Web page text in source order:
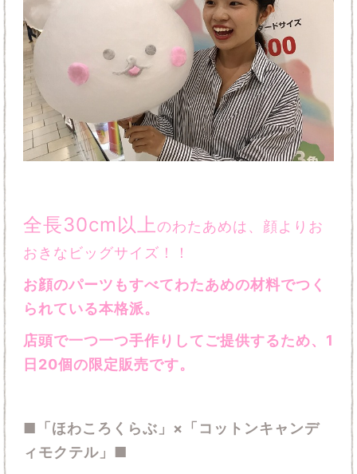
全長30cm以上のわたあめは、顔よりお
おきなビッグサイズ！！
お顔のパーツもすべてわたあめの材料でつく
られている本格派。
店頭で一つ一つ手作りしてご提供するため、1
日20個の限定販売です。
■「ほわころくらぶ」×「コットンキャンデ
ィモクテル」■